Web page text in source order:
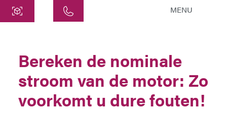
Siemensstraat 47
25462 Rellingen
info@atek.de
+49 4101 7953-0
MENU
Bereken de nominale
stroom van de motor: Zo
voorkomt u dure fouten!